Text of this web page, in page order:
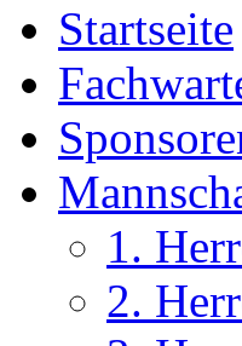
Startseite
1.
2.